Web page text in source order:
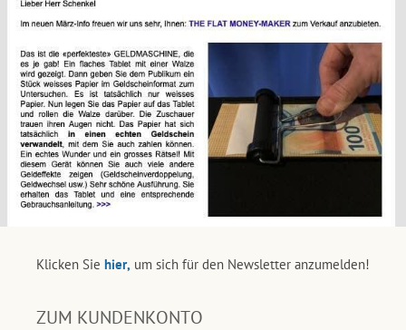
Klicken Sie hier, um sich für den Newsletter anzumelden!
ZUM KUNDENKONTO